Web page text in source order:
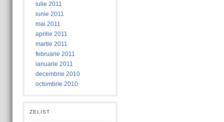
iulie 2011
iunie 2011
mai 2011
aprilie 2011
martie 2011
februarie 2011
ianuarie 2011
decembrie 2010
octombrie 2010
ZELIST